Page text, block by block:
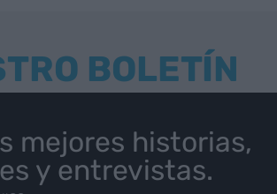
BOLETÍN
mejores historias,
y entrevistas.